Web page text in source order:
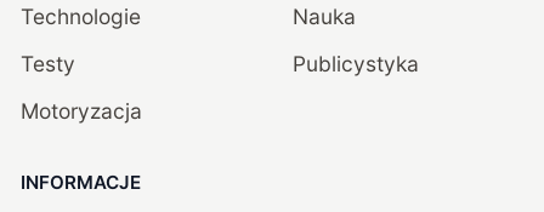
Technologie
Testy
Motoryzacja
Nauka
Publicystyka
INFORMACJE